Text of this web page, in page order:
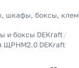
шкафы, боксы,
и боксы DEKraft/
ЩРНМ2.0 DEKraft